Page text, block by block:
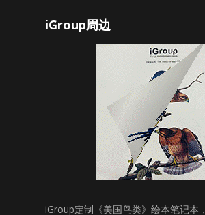
iGroup周边
iGroup定制《美国鸟类》绘本笔记本，